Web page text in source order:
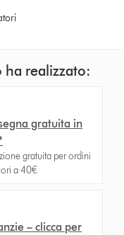
ha realizzato:
gratuita in
gratuita per ordini
a 40€
– clicca per